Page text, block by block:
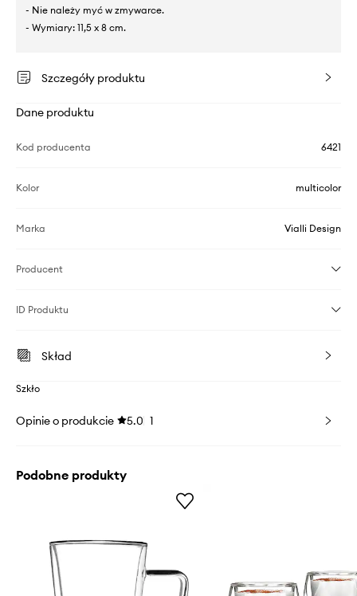
- Nie należy myć w zmywarce.
- Wymiary: 11,5 x 8 cm.
Szczegóły produktu
Dane produktu
Kod producenta 6421
Kolor multicolor
Marka Vialli Design
Producent
ID Produktu
Skład
Szkło
Opinie o produkcie 5.0 1
Podobne produkty